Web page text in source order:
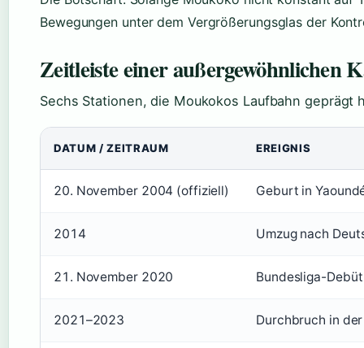
Bewegungen unter dem Vergrößerungsglas der
Zeitleiste einer außergewöhnlichen
Sechs Stationen, die Moukokos Laufbahn geprägt
DATUM / ZEITRAUM EREIGNIS
20. November 2004 (offiziell) Geburt in
2014 Umzug nach
21. November 2020 Bundesliga-
2021–2023 Durchbruch in